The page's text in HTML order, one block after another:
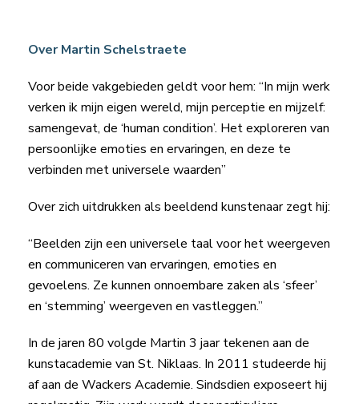
Over Martin Schelstraete
Voor beide vakgebieden geldt voor hem: “In mijn werk
verken ik mijn eigen wereld, mijn perceptie en mijzelf:
samengevat, de ‘human condition’. Het exploreren van
persoonlijke emoties en ervaringen, en deze te
verbinden met universele waarden”
Over zich uitdrukken als beeldend kunstenaar zegt hij:
“Beelden zijn een universele taal voor het weergeven
en communiceren van ervaringen, emoties en
gevoelens. Ze kunnen onnoembare zaken als ‘sfeer’
en ‘stemming’ weergeven en vastleggen.”
In de jaren 80 volgde Martin 3 jaar tekenen aan de
kunstacademie van St. Niklaas. In 2011 studeerde hij
af aan de Wackers Academie. Sindsdien exposeert hij